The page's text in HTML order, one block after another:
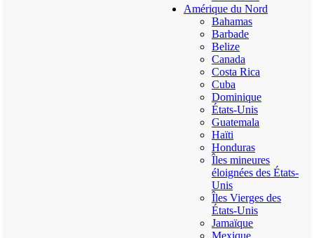
Amérique du Nord
Bahamas
Barbade
Belize
Canada
Costa Rica
Cuba
Dominique
États-Unis
Guatemala
Haïti
Honduras
Îles mineures
éloignées des États-
Unis
Îles Vierges des
États-Unis
Jamaïque
Mexique